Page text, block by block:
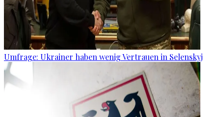
Umfrage: Ukrainer haben wenig Vertrauen in Selenskyj